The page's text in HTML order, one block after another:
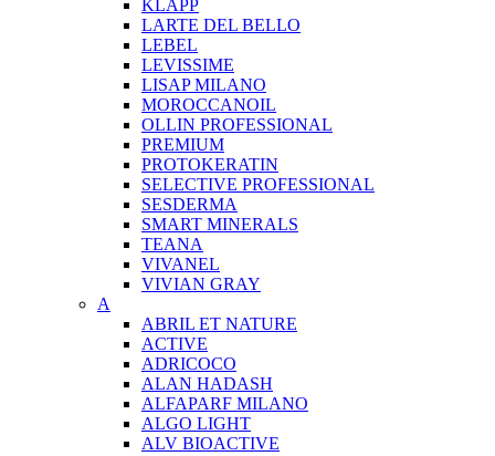
KLAPP
LARTE DEL BELLO
LEBEL
LEVISSIME
LISAP MILANO
MOROCCANOIL
OLLIN PROFESSIONAL
PREMIUM
PROTOKERATIN
SELECTIVE PROFESSIONAL
SESDERMA
SMART MINERALS
TEANA
VIVANEL
VIVIAN GRAY
A
ABRIL ET NATURE
ACTIVE
ADRICOCO
ALAN HADASH
ALFAPARF MILANO
ALGO LIGHT
ALV BIOACTIVE